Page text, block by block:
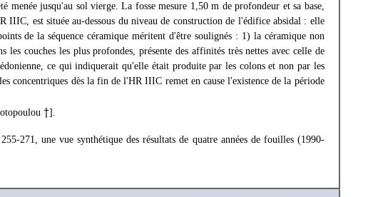
menée jusqu'au sol vierge. La fosse mesure 1,50 m de profondeur et sa base,
IIIC, est située au-dessous du niveau de construction de l'édifice absidal : elle
de la séquence céramique méritent d'être soulignés : 1) la céramique non
couches les plus profondes, présente des affinités très nettes avec celle de
ce qui indiquerait qu'elle était produite par les colons et non par les
concentriques dès la fin de l'HR IIIC remet en cause l'existence de la période
†].
271, une vue synthétique des résultats de quatre années de fouilles (1990-